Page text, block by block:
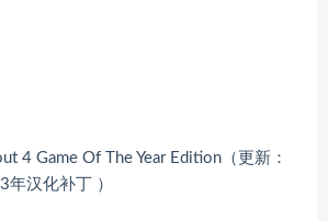
4 Game Of The Year Edition（更新：
汉化补丁 ）